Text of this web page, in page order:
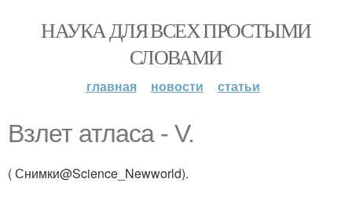
НАУКА ДЛЯ ВСЕХ ПРОСТЫМИ
СЛОВАМИ
главная новости статьи
Взлет атласа - V.
( Снимки@Science_Newworld).